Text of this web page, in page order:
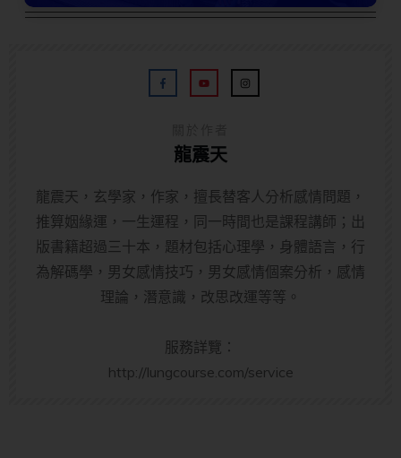
龍震天
龍震天，玄學家，作家，擅長替客人分析感情問題，
推算姻緣運，一生運程，同一時間也是課程講師；出
版書籍超過三十本，題材包括心理學，身體語言，行
為解碼學，男女感情技巧，男女感情個案分析，感情
理論，潛意識，改思改運等等。
服務詳覽：
http://lungcourse.com/service